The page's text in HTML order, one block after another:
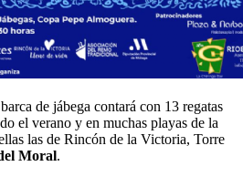
de jábega contará con 13 regatas
el verano y en muchas playas de la
las de Rincón de la Victoria, Torre
Moral.